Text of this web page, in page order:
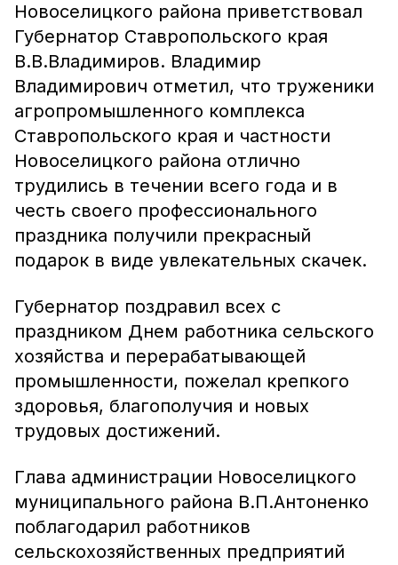
Новоселицкого района приветствовал
Губернатор Ставропольского края
В.В.Владимиров. Владимир
Владимирович отметил, что труженики
агропромышленного комплекса
Ставропольского края и частности
Новоселицкого района отлично
трудились в течении всего года и в
честь своего профессионального
праздника получили прекрасный
подарок в виде увлекательных скачек.
Губернатор поздравил всех с
праздником Днем работника сельского
хозяйства и перерабатывающей
промышленности, пожелал крепкого
здоровья, благополучия и новых
трудовых достижений.
Глава администрации Новоселицкого
муниципального района В.П.Антоненко
поблагодарил работников
сельскохозяйственных предприятий